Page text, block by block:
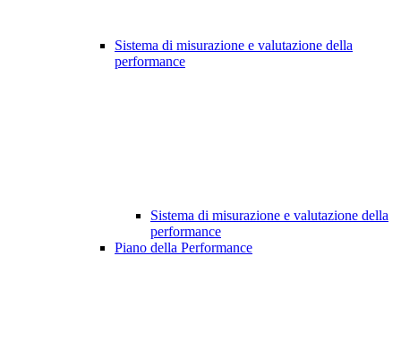
Sistema di misurazione e valutazione della
performance
Sistema di misurazione e valutazione della
performance
Piano della Performance